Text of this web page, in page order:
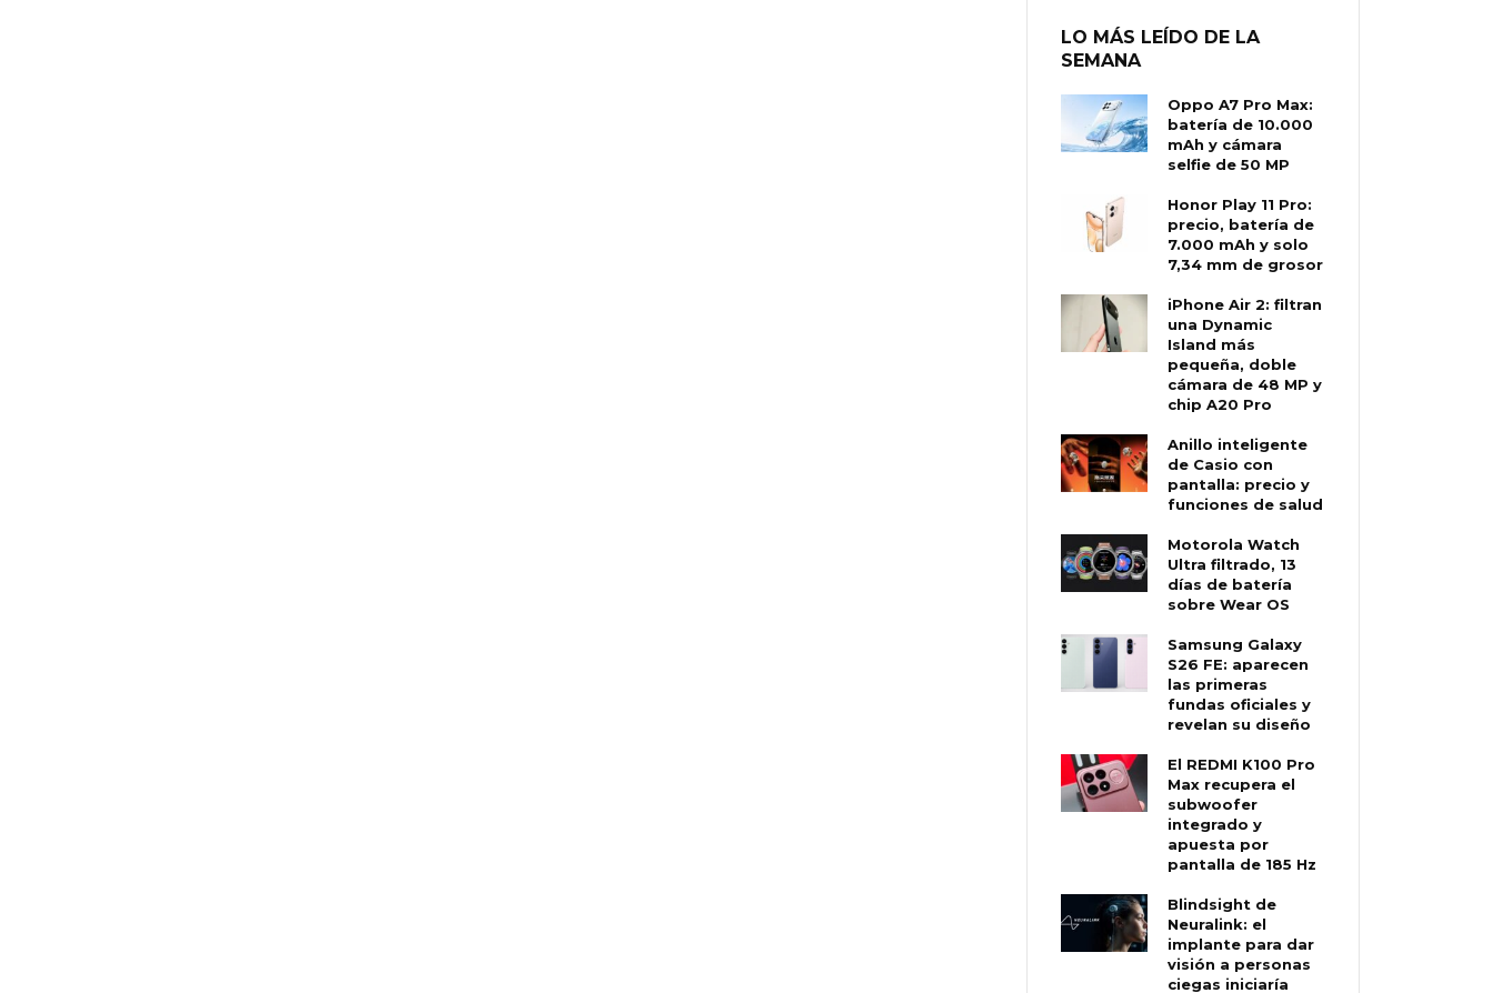
LO MÁS LEÍDO DE LA
SEMANA
Oppo A7 Pro Max:
batería de 10.000
mAh y cámara
selfie de 50 MP
Honor Play 11 Pro:
precio, batería de
7.000 mAh y solo
7,34 mm de grosor
iPhone Air 2: filtran
una Dynamic
Island más
pequeña, doble
cámara de 48 MP y
chip A20 Pro
Anillo inteligente
de Casio con
pantalla: precio y
funciones de salud
Motorola Watch
Ultra filtrado, 13
días de batería
sobre Wear OS
Samsung Galaxy
S26 FE: aparecen
las primeras
fundas oficiales y
revelan su diseño
El REDMI K100 Pro
Max recupera el
subwoofer
integrado y
apuesta por
pantalla de 185 Hz
Blindsight de
Neuralink: el
implante para dar
visión a personas
ciegas iniciaría